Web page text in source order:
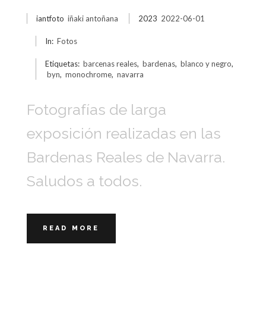
iantfoto iñaki antoñana 2023 2022-06-01
In: Fotos
Etiquetas: barcenas reales, bardenas, blanco y negro,
byn, monochrome, navarra
Fotografías de larga
exposición realizadas en las
Bardenas Reales de Navarra.
Saludos a todos.
READ MORE